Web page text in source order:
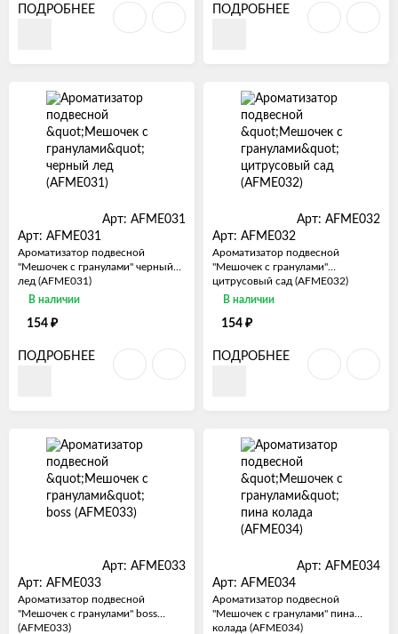
ПОДРОБНЕЕ ПОДРОБНЕЕ
Арт: AFME031
Арт: AFME031
Ароматизатор подвесной
"Мешочек с гранулами" черный
лед (AFME031)
В наличии
154 ₽
ПОДРОБНЕЕ
Арт: AFME032
Арт: AFME032
Ароматизатор подвесной
"Мешочек с гранулами"
цитрусовый сад (AFME032)
В наличии
154 ₽
ПОДРОБНЕЕ
Арт: AFME033
Арт: AFME033
Ароматизатор подвесной
"Мешочек с гранулами" boss
(AFME033)
Арт: AFME034
Арт: AFME034
Ароматизатор подвесной
"Мешочек с гранулами" пина
колада (AFME034)